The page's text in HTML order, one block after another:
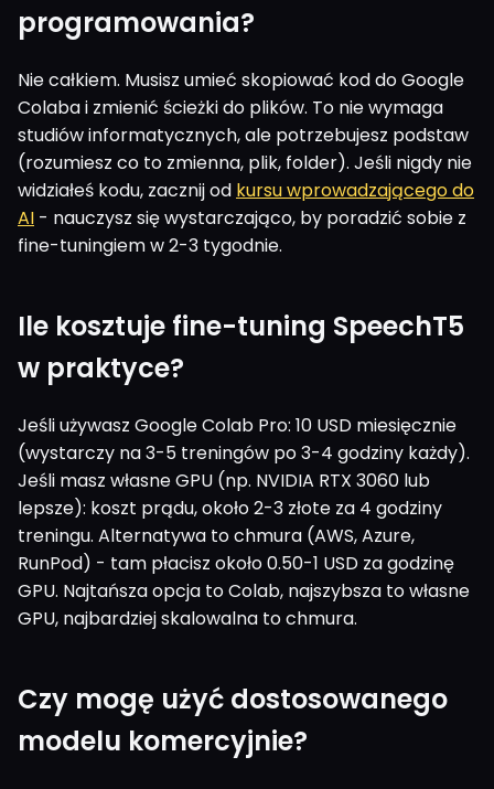
programowania?
Nie całkiem. Musisz umieć skopiować kod do Google
Colaba i zmienić ścieżki do plików. To nie wymaga
studiów informatycznych, ale potrzebujesz podstaw
(rozumiesz co to zmienna, plik, folder). Jeśli nigdy nie
widziałeś kodu, zacznij od kursu wprowadzającego do
AI - nauczysz się wystarczająco, by poradzić sobie z
fine-tuningiem w 2-3 tygodnie.
Ile kosztuje fine-tuning SpeechT5
w praktyce?
Jeśli używasz Google Colab Pro: 10 USD miesięcznie
(wystarczy na 3-5 treningów po 3-4 godziny każdy).
Jeśli masz własne GPU (np. NVIDIA RTX 3060 lub
lepsze): koszt prądu, około 2-3 złote za 4 godziny
treningu. Alternatywa to chmura (AWS, Azure,
RunPod) - tam płacisz około 0.50-1 USD za godzinę
GPU. Najtańsza opcja to Colab, najszybsza to własne
GPU, najbardziej skalowalna to chmura.
Czy mogę użyć dostosowanego
modelu komercyjnie?